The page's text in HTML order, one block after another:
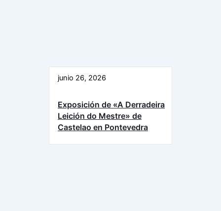
junio 26, 2026
Exposición de «A Derradeira
Leición do Mestre» de
Castelao en Pontevedra